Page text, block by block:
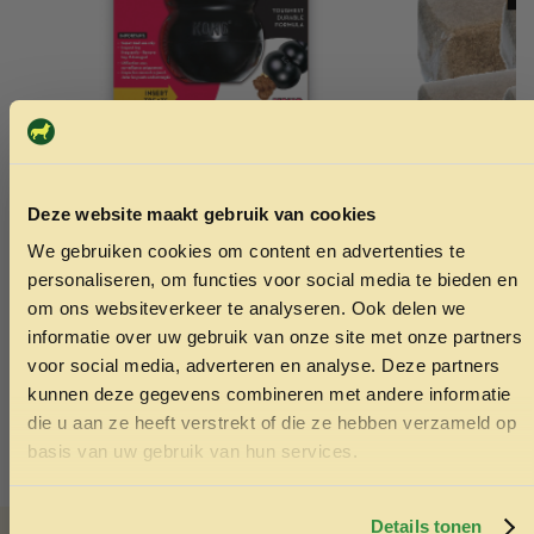
Deze website maakt gebruik van cookies
We gebruiken cookies om content en advertenties te
personaliseren, om functies voor social media te bieden en
om ons websiteverkeer te analyseren. Ook delen we
informatie over uw gebruik van onze site met onze partners
voor social media, adverteren en analyse. Deze partners
kunnen deze gegevens combineren met andere informatie
die u aan ze heeft verstrekt of die ze hebben verzameld op
basis van uw gebruik van hun services.
Details tonen
Kong speeltje extreme M zwart
12.95
Toevoegen aan winkelwagen
360.00
ONTVANG 5% KORTING OP
JE EERSTE BESTELLING!
Ontvang korting
Door je in te schrijven ga je akkoord met het ontvangen van